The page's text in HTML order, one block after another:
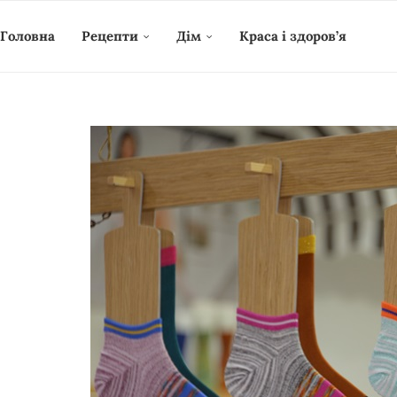
Головна Рецепти Дім Краса і здоров’я